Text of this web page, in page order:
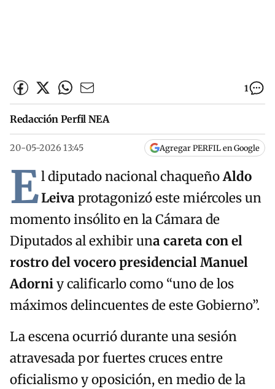
1
Redacción Perfil NEA
20-05-2026 13:45 Agregar PERFIL en Google
El diputado nacional chaqueñoAldo
Leivaprotagonizó este miércoles un
momento insólito en la Cámara de
Diputados al exhibir una careta con el
rostro del vocero presidencial Manuel
Adorniy calificarlo como “uno de los
máximos delincuentes de este Gobierno”.
La escena ocurrió durante una sesión
atravesada por fuertes cruces entre
oficialismo y oposición, en medio de la